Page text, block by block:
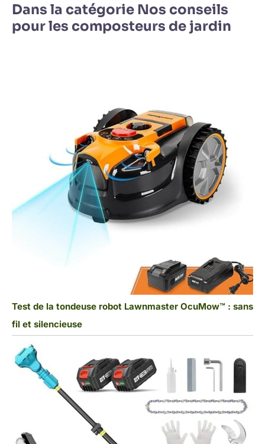
Dans la catégorie Nos conseils
pour les composteurs de jardin
Test de la tondeuse robot Lawnmaster OcuMow™ : sans
fil et silencieuse